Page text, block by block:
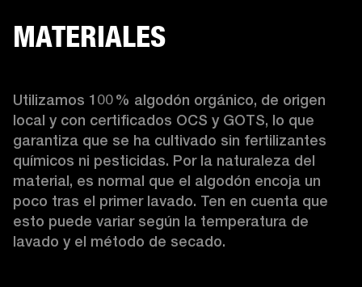
MATERIALES
Utilizamos 100 % algodón orgánico, de origen
local y con certificados OCS y GOTS, lo que
garantiza que se ha cultivado sin fertilizantes
químicos ni pesticidas. Por la naturaleza del
material, es normal que el algodón encoja un
poco tras el primer lavado. Ten en cuenta que
esto puede variar según la temperatura de
lavado y el método de secado.